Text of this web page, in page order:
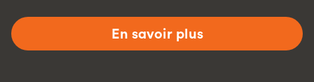
En savoir plus